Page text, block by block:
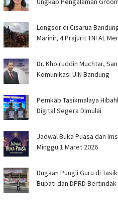
Longsor di Cisarua
Marinir, 4 Prajurit TNI AL
Dr. Khoiruddin Muchtar,
Komunikasi UIN Bandung
Pemkab Tasikmalaya
Digital Segera Dimulai
Jadwal Buka Puasa dan
Minggu 1 Maret 2026
Dugaan Pungli Guru di
Bupati dan DPRD Bertindak